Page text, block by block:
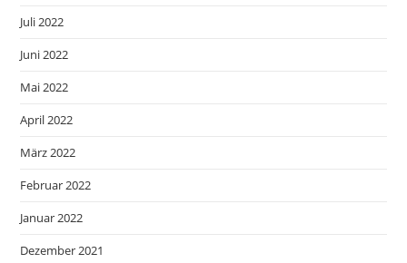
Juli 2022
Juni 2022
Mai 2022
April 2022
März 2022
Februar 2022
Januar 2022
Dezember 2021